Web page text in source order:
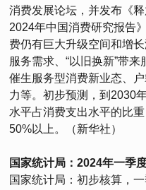
消费发展论坛，并发布《
2024年中国消费研究报告
费仍有巨大升级空间和增
服务需求、“以旧换新”带
催生服务型消费新业态、
力等。初步预测，到2030
水平占消费支出水平的比
50%以上。（新华社）
国家统计局：2024年一季
国家统计局：初步核算，